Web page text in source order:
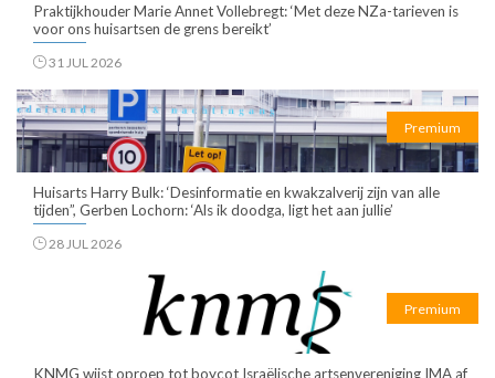
Praktijkhouder Marie Annet Vollebregt: ‘Met deze NZa-tarieven is
voor ons huisartsen de grens bereikt’
31 JUL 2026
Premium
Huisarts Harry Bulk: ‘Desinformatie en kwakzalverij zijn van alle
tijden”, Gerben Lochorn: ‘Als ik doodga, ligt het aan jullie’
28 JUL 2026
Premium
KNMG wijst oproep tot boycot Israëlische artsenvereniging IMA af